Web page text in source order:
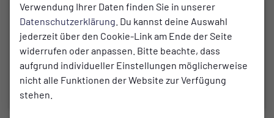
Verwendung Ihrer Daten finden Sie in unserer
Datenschutzerklärung . Du kannst deine Auswahl
jederzeit über den Cookie-Link am Ende der Seite
widerrufen oder anpassen. Bitte beachte, dass
aufgrund individueller Einstellungen möglicherweise
nicht alle Funktionen der Website zur Verfügung
stehen.